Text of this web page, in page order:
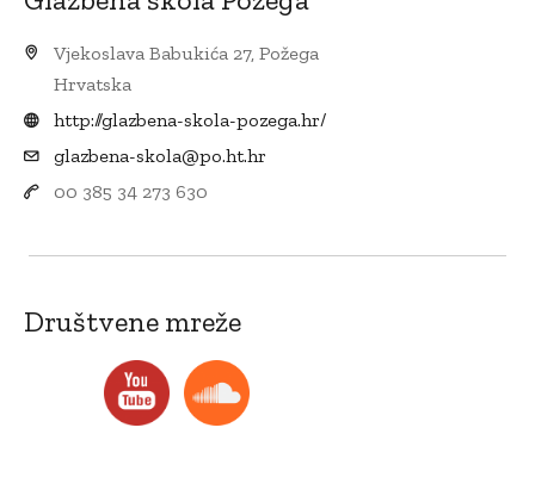
Vjekoslava Babukića 27, Požega
Hrvatska
http://glazbena-skola-pozega.hr/
glazbena-skola@po.ht.hr
00 385 34 273 630
Društvene mreže